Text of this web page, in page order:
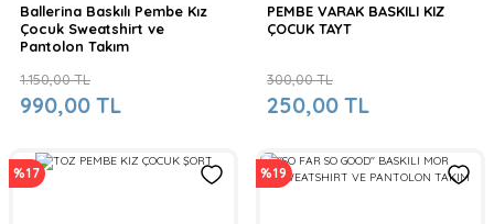
Ballerina Baskılı Pembe Kız
Çocuk Sweatshirt ve
Pantolon Takım
990,00 TL
1.150,00 TL
PEMBE VARAK BASKILI KIZ
ÇOCUK TAYT
250,00 TL
300,00 TL
%17 %19